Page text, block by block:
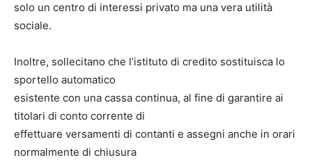
solo un centro di interessi privato ma una vera utilità
sociale.
Inoltre, sollecitano che l’istituto di credito sostituisca lo
sportello automatico
esistente con una cassa continua, al fine di garantire ai
titolari di conto corrente di
effettuare versamenti di contanti e assegni anche in orari
normalmente di chiusura